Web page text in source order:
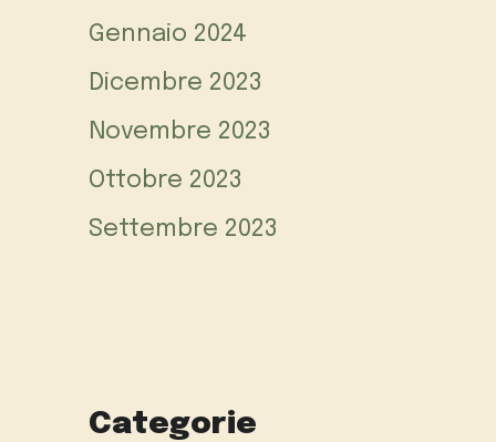
Gennaio 2024
Dicembre 2023
Novembre 2023
Ottobre 2023
Settembre 2023
Categorie